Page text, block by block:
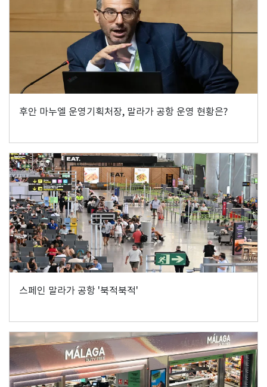
후안 마누엘 운영기획처장, 말라가 공항 운영 현황은?
스페인 말라가 공항 '북적북적'